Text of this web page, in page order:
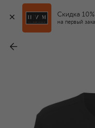
Скидка 10%
на первый